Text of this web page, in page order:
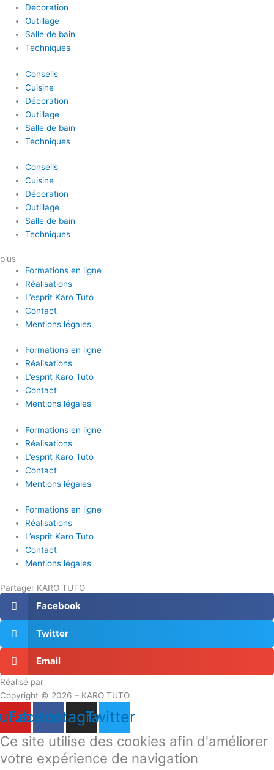
Décoration
Outillage
Salle de bain
Techniques
Conseils
Cuisine
Décoration
Outillage
Salle de bain
Techniques
Conseils
Cuisine
Décoration
Outillage
Salle de bain
Techniques
plus
Formations en ligne
Réalisations
L’esprit Karo Tuto
Contact
Mentions légales
Formations en ligne
Réalisations
L’esprit Karo Tuto
Contact
Mentions légales
Formations en ligne
Réalisations
L’esprit Karo Tuto
Contact
Mentions légales
Formations en ligne
Réalisations
L’esprit Karo Tuto
Contact
Mentions légales
Partager KARO TUTO
Facebook
Twitter
Email
Réalisé par
Copyright © 2026 – KARO TUTO
Facebook
Instagram
Twitter
Ce site utilise des cookies afin d'améliorer
votre expérience de navigation